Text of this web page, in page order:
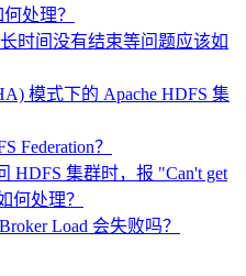
处理？
时间没有结束等问题应该如
模式下的 Apache HDFS 集
Federation？
HDFS 集群时，报 "Can't get
何处理？
Load 会失败吗？